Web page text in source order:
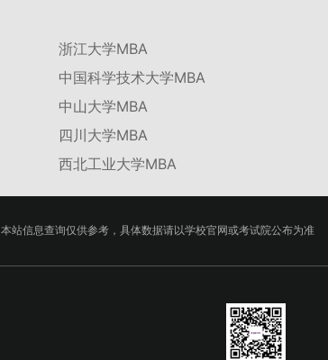
浙江大学MBA
中国科学技术大学MBA
中山大学MBA
四川大学MBA
西北工业大学MBA
本站信息查询仅供参考，具体数据请以学校官网或考试院公布为准